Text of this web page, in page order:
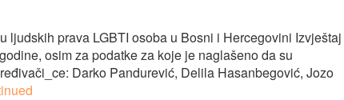
ljudskih prava LGBTI osoba u Bosni i Hercegovini Izvještaj
osim za podatke za koje je naglašeno da su
Darko Pandurević, Delila Hasanbegović, Jozo